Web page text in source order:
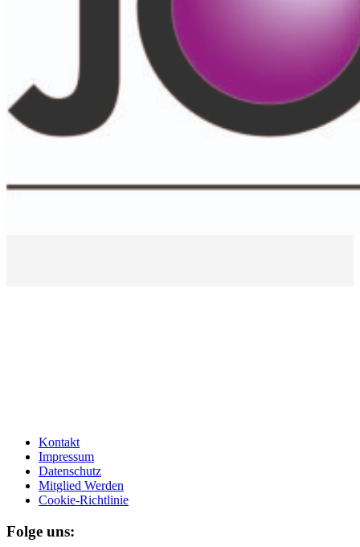
Kontakt
Impressum
Datenschutz
Mitglied Werden
Cookie-Richtlinie
Folge uns: